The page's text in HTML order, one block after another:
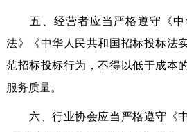
五、经营者应当严格遵守《中
法》《中华人民共和国招标投标法
范招标投标行为，不得以低于成本
服务质量。
六、行业协会应当严格遵守《中